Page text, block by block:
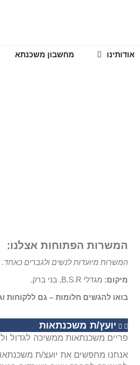
אודותינו מחשבון משכנתא
המשרות הפתוחות אצלנו:
המשרות מיועדות לנשים ולגברים כאחד.
מיקום: מגדלי B.S.R, בני ברק.
בואו להגשים חלומות – גם ללקוחות
יועץ/ת משכנתאות
פריים משכנתאות ממשיכה לגדול